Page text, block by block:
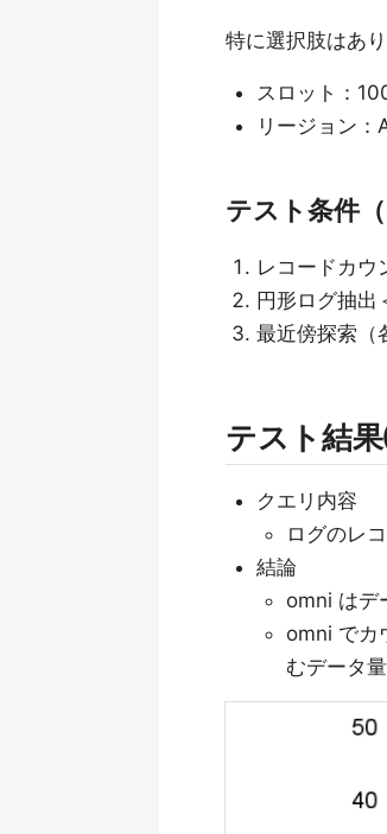
特に選択肢はあ
スロット：
リージョン
テスト条件
レコードカウ
円形ログ抽出
最近傍探索（
テスト結
クエリ内容
ログのレ
結論
omni はデ
omni でカ
むデータ